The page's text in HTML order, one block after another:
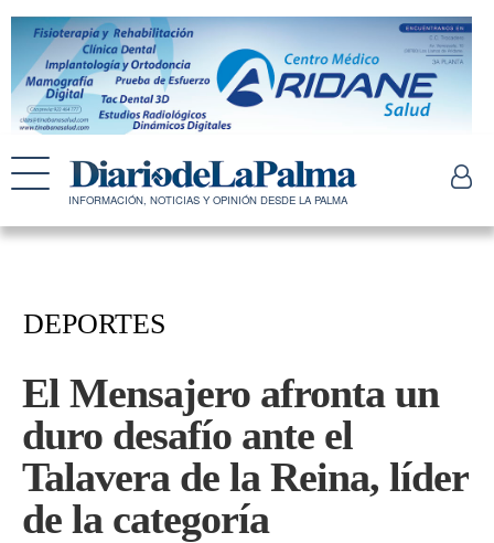
INFORMACIÓN, NOTICIAS Y OPINIÓN DESDE LA PALMA
DEPORTES
El Mensajero afronta un
duro desafío ante el
Talavera de la Reina, líder
de la categoría